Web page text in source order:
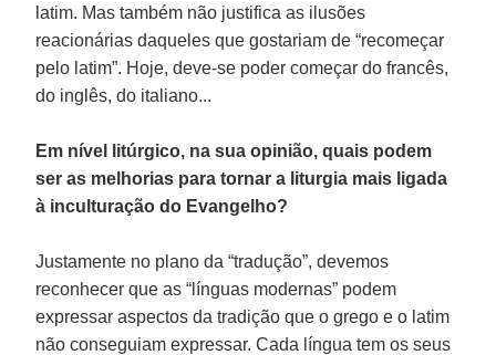
latim. Mas também não justifica as ilusões
reacionárias daqueles que gostariam de “recomeçar
pelo latim”. Hoje, deve-se poder começar do francês,
do inglês, do italiano...
Em nível litúrgico, na sua opinião, quais podem
ser as melhorias para tornar a liturgia mais ligada
à inculturação do Evangelho?
Justamente no plano da “tradução”, devemos
reconhecer que as “línguas modernas” podem
expressar aspectos da tradição que o grego e o latim
não conseguiam expressar. Cada língua tem os seus